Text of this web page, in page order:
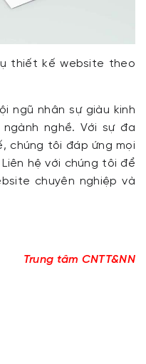
thiết kế website theo
ngũ nhân sự giàu kinh
nghề. Với sự đa
chúng tôi đáp ứng mọi
hệ với chúng tôi để
chuyên nghiệp và
Trung tâm CNTT&NN